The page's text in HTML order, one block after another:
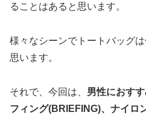
ることはあると思います。
様々なシーンでトートバッグ
思います。
それで、今回は、 男性におす
フィング(BRIEFING)、ナイロ